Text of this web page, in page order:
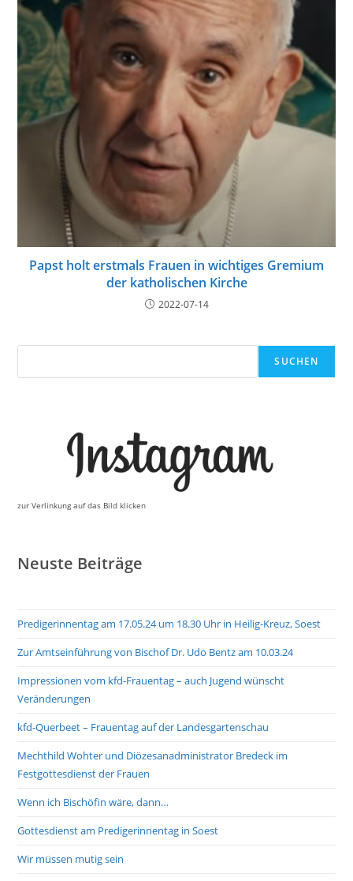
Papst holt erstmals Frauen in wichtiges Gremium
der katholischen Kirche
2022-07-14
SUCHEN
zur Verlinkung auf das Bild klicken
Neuste Beiträge
Predigerinnentag am 17.05.24 um 18.30 Uhr in Heilig-Kreuz, Soest
Zur Amtseinführung von Bischof Dr. Udo Bentz am 10.03.24
Impressionen vom kfd-Frauentag – auch Jugend wünscht
Veränderungen
kfd-Querbeet – Frauentag auf der Landesgartenschau
Mechthild Wohter und Diözesanadministrator Bredeck im
Festgottesdienst der Frauen
Wenn ich Bischöfin wäre, dann…
Gottesdienst am Predigerinnentag in Soest
Wir müssen mutig sein